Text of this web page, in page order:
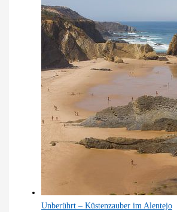
Unberührt – Küstenzauber im Alentejo